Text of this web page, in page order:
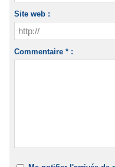
Site web :
Commentaire * :